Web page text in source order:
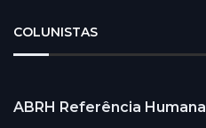
COLUNISTAS
ABRH Referência Humana